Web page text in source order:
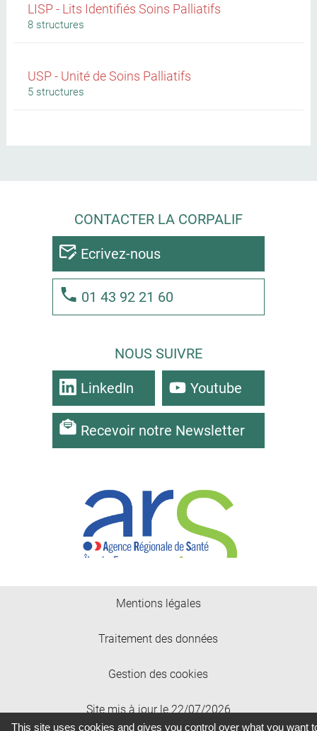
LISP - Lits Identifiés Soins Palliatifs
8 structures
USP - Unité de Soins Palliatifs
5 structures
CONTACTER LA CORPALIF
Ecrivez-nous
01 43 92 21 60
NOUS SUIVRE
LinkedIn Youtube
Recevoir notre Newsletter
Mentions légales
Traitement des données
Gestion des cookies
Site mis à jour le 22/07/2026
This site uses cookies and gives you control over what you want